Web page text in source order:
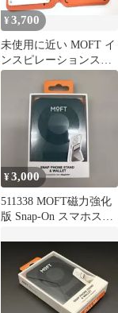
¥3,700
未使用に近い MOFT イ
ンスピレーションスタ
ンド&ノート
¥3,000
511338 MOFT磁力強化
版 Snap-On スマホスタ